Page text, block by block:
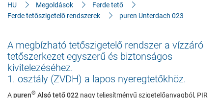
HU Megoldások
Ferde tető
Ferde tetőszigetelő rendszerek
puren Unterdach 023
A megbízható tetőszigetelő rendszer a vízzáró
tetőszerkezet egyszerű és biztonságos
kivitelezéséhez.
1. osztály (ZVDH) a lapos nyeregtetőkhöz.
Apuren® Alsó tető 022 nagy teljesítményű szigetelőanyagból, PIR